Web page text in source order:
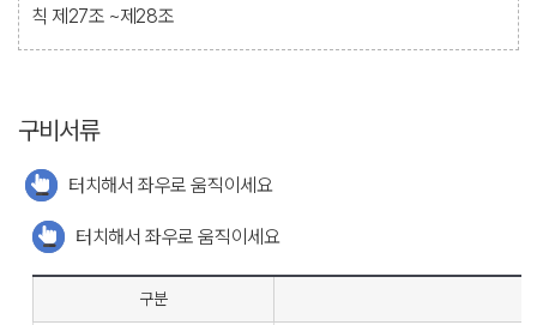
칙 제27조 ~제28조
구비서류
터치해서 좌우로 움직이세요
터치해서 좌우로 움직이세요
구분